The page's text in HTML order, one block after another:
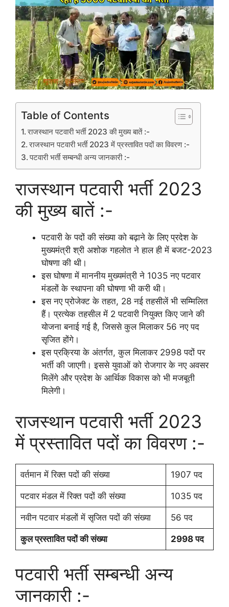
Table of Contents
राजस्थान पटवारी भर्ती 2023 की मुख्य बातें :-
राजस्थान पटवारी भर्ती 2023 में प्रस्तावित पदों का विवरण :-
पटवारी भर्ती सम्बन्धी अन्य जानकारी :-
राजस्थान पटवारी भर्ती 2023
की मुख्य बातें :-
पटवारी के पदों की संख्या को बढ़ाने के लिए प्रदेश के
मुख्यमंत्री श्री अशोक गहलोत ने हाल ही में बजट-2023
घोषणा की थी।
इस घोषणा में माननीय मुख्यमंत्री ने 1035 नए पटवार
मंडलों के स्थापना की घोषणा भी करी थी।
इस नए प्रोजेक्ट के तहत, 28 नई तहसीलें भी सम्मिलित
हैं। प्रत्येक तहसील में 2 पटवारी नियुक्त किए जाने की
योजना बनाई गई है, जिससे कुल मिलाकर 56 नए पद
सृजित होंगे।
इस प्रक्रिया के अंतर्गत, कुल मिलाकर 2998 पदों पर
भर्ती की जाएगी। इससे युवाओं को रोजगार के नए अवसर
मिलेंगे और प्रदेश के आर्थिक विकास को भी मजबूती
मिलेगी।
राजस्थान पटवारी भर्ती 2023
में प्रस्तावित पदों का विवरण :-
वर्तमान में रिक्त पदों की संख्या 1907 पद
पटवार मंडल में रिक्त पदों की संख्या 1035 पद
नवीन पटवार मंडलों में सृजित पदों की संख्या 56 पद
कुल प्रस्तावित पदों की संख्या 2998 पद
पटवारी भर्ती सम्बन्धी अन्य
जानकारी :-